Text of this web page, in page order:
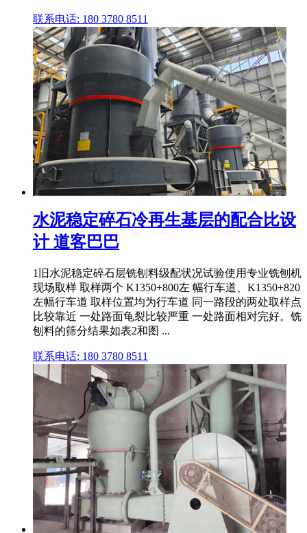
联系电话: 180 3780 8511
水泥稳定碎石冷再生基层的配合比设
计 道客巴巴
1旧水泥稳定碎石层铣刨料级配状况试验使用专业铣刨机
现场取样 取样两个 K1350+800左 幅行车道、K1350+820
左幅行车道 取样位置均为行车道 同一路段的两处取样点
比较靠近 一处路面龟裂比较严重 一处路面相对完好。铣
刨料的筛分结果如表2和图 ...
联系电话: 180 3780 8511